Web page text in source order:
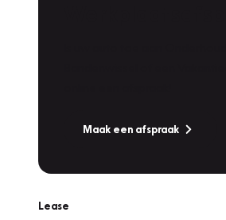
Maak een afspraak
Lease